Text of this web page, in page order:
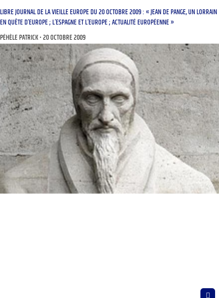
LIBRE JOURNAL DE LA VIEILLE EUROPE DU 20 OCTOBRE 2009 : « JEAN DE PANGE, UN LORRAIN
EN QUÊTE D’EUROPE ; L’ESPAGNE ET L’EUROPE ; ACTUALITÉ EUROPÉENNE »
PÉHÈLE PATRICK 20 OCTOBRE 2009